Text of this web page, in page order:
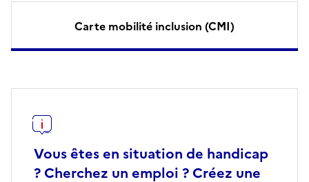
Carte mobilité inclusion (CMI)
Vous êtes en situation de handicap
? Cherchez un emploi ? Créez une